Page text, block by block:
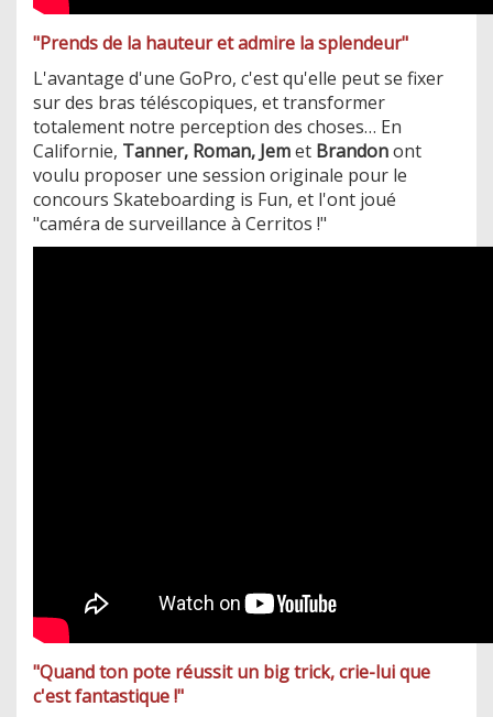
"Prends de la hauteur et admire la splendeur"
L'avantage d'une GoPro, c'est qu'elle peut se fixer
sur des bras téléscopiques, et transformer
totalement notre perception des choses… En
Californie, Tanner, Roman, Jemet Brandonont
voulu proposer une session originale pour le
concours Skateboarding is Fun, et l'ont joué
"caméra de surveillance à Cerritos !"
"Quand ton pote réussit un big trick, crie-lui que
c'est fantastique !"